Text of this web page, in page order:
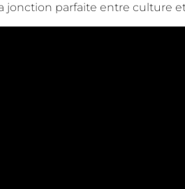
jonction parfaite entre culture